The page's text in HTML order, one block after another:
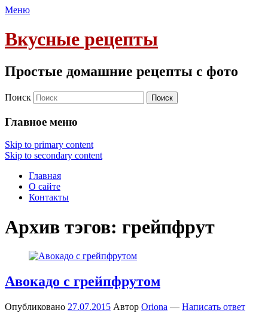
Меню
Вкусные рецепты
Простые домашние рецепты с фото
Поиск
Главное меню
Skip to primary content
Skip to secondary content
Главная
О сайте
Контакты
Архив тэгов: грейпфрут
Авокадо с грейпфрутом
Опубликовано 27.07.2015 Автор Oriona — Написать ответ